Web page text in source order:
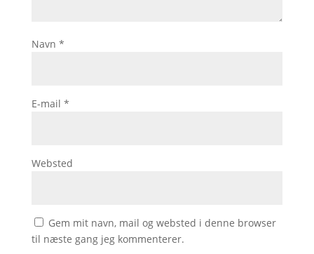
Navn *
E-mail *
Websted
Gem mit navn, mail og websted i denne browser
til næste gang jeg kommenterer.